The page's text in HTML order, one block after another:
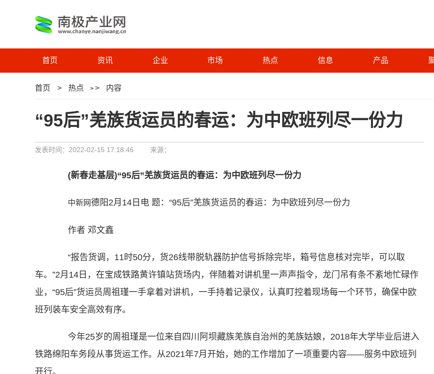
首页 资讯 企业 市场 热点 信息 产品
首页 > 热点 > > 内容
“95后”羌族货运员的春运：为中欧班列尽一份力
发表时间：2022-02-15 17:18:46 来源：
(新春走基层)“95后”羌族货运员的春运：为中欧班列尽一份力
中新网德阳2月14日电 题：“95后”羌族货运员的春运：为中欧班列尽一份力
作者 邓文鑫
“报告货调，11时50分，货26线带脱轨器防护信号拆除完毕，箱号信息核对完毕，可以取
车。”2月14日，在宝成铁路黄许镇站货场内，伴随着对讲机里一声声指令，龙门吊有条不紊地忙碌作
业，“95后”货运员周祖瑾一手拿着对讲机，一手持着记录仪，认真盯控着现场每一个环节，确保中欧
班列装车安全高效有序。
今年25岁的周祖瑾是一位来自四川阿坝藏族羌族自治州的羌族姑娘，2018年大学毕业后进入
铁路绵阳车务段从事货运工作。从2021年7月开始，她的工作增加了一项重要内容——服务中欧班列
开行。